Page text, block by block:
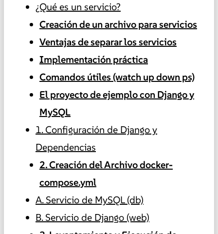
¿Qué es un servicio?
Creación de un archivo para servicios
Ventajas de separar los servicios
Implementación práctica
Comandos útiles (watch up down ps)
El proyecto de ejemplo con Django y
MySQL
1. Configuración de Django y
Dependencias
2. Creación del Archivo docker-
compose.yml
A. Servicio de MySQL (db)
B. Servicio de Django (web)